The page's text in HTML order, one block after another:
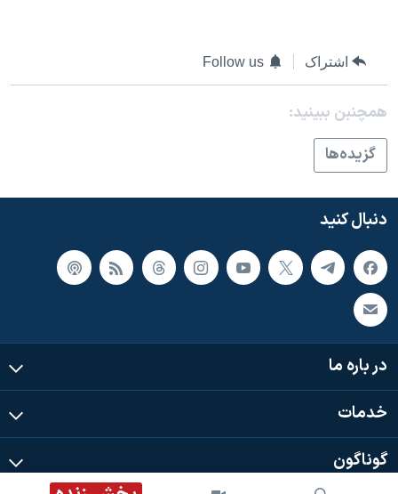
اعتراضات مردمی آبان ۹۸
همایش محافظه‌کاران آمریکا «سی‌پک»
سفر پرزیدنت ترامپ به چین
اشتراک Follow us
همچنبن ببینید:
گزيده‌ها
دنبال کنید
در باره ما
خدمات
گوناگون